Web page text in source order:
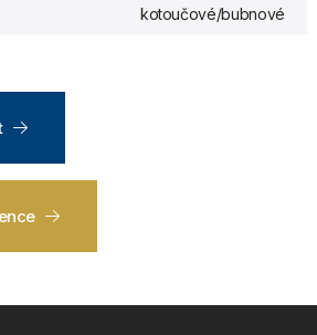
kotoučové/bubnové